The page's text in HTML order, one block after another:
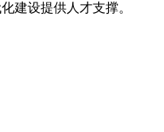
建设提供人才支撑。